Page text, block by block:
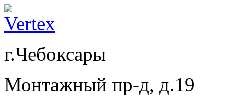
г.Чебоксары
Монтажный пр-д, д.19